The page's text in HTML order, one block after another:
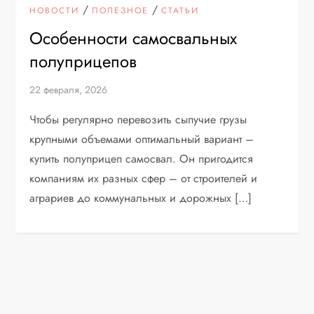
НОВОСТИ / ПОЛЕЗНОЕ /СТАТЬИ
Особенности самосвальных
полуприцепов
22 февраля, 2026
Чтобы регулярно перевозить сыпучие грузы
крупными объемами оптимальный вариант –
купить полуприцеп самосвал. Он пригодится
компаниям их разных сфер – от строителей и
аграриев до коммунальных и дорожных […]